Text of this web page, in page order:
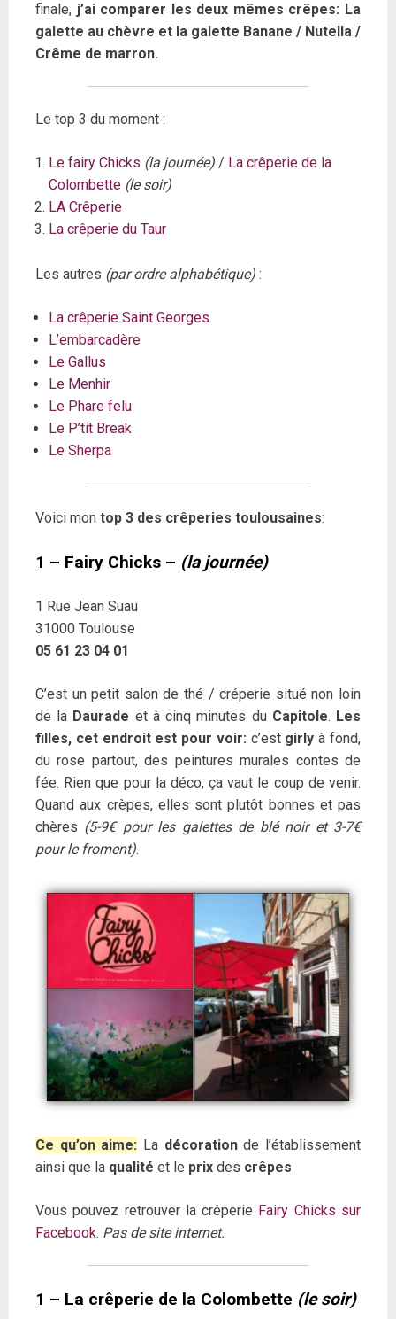
finale, j’ai comparer les deux mêmes crêpes: La
galette au chèvre et la galette Banane / Nutella /
Crême de marron.
Le top 3 du moment :
Le fairy Chicks (la journée) / La crêperie de la
Colombette (le soir)
LA Crêperie
La crêperie du Taur
Les autres (par ordre alphabétique) :
La crêperie Saint Georges
L’embarcadère
Le Gallus
Le Menhir
Le Phare felu
Le P’tit Break
Le Sherpa
Voici mon top 3 des crêperies toulousaines:
1 – Fairy Chicks – (la journée)
1 Rue Jean Suau
31000 Toulouse
05 61 23 04 01
C’est un petit salon de thé / créperie situé non loin
de la Daurade et à cinq minutes du Capitole. Les
filles, cet endroit est pour voir: c’est girlyà fond,
du rose partout, des peintures murales contes de
fée. Rien que pour la déco, ça vaut le coup de venir.
Quand aux crèpes, elles sont plutôt bonnes et pas
chères (5-9€ pour les galettes de blé noir et 3-7€
pour le froment).
Ce qu’on aime: La décorationde l’établissement
ainsi que la qualité et le prix des crêpes
Vous pouvez retrouver la crêperie Fairy Chicks sur
Facebook. Pas de site internet.
1 – La crêperie de la Colombette (le soir)